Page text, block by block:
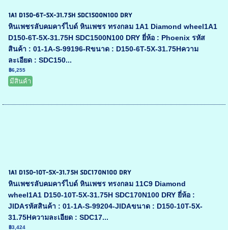
1A1 D150-6T-5X-31.75H SDC1500N100 DRY
หินเพชรลับคมคาร์ไบด์ หินเพชร ทรงกลม 1A1 Diamond wheel1A1
D150-6T-5X-31.75H SDC1500N100 DRY ยี่ห้อ : Phoenix รหัส
สินค้า : 01-1A-S-99196-Rขนาด : D150-6T-5X-31.75Hความ
ละเอียด : SDC150...
฿6,255
มีสินค้า
1A1 D150-10T-5X-31.75H SDC170N100 DRY
หินเพชรลับคมคาร์ไบด์ หินเพชร ทรงกลม 11C9 Diamond
wheel1A1 D150-10T-5X-31.75H SDC170N100 DRY ยี่ห้อ :
JIDAรหัสสินค้า : 01-1A-S-99204-JIDAขนาด : D150-10T-5X-
31.75Hความละเอียด : SDC17...
฿3,424